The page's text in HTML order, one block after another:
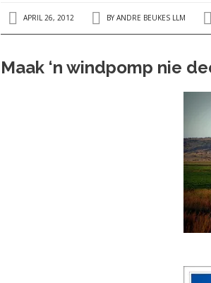
APRIL 26, 2012 BYANDRE BEUKES LLM
Maak ‘n windpomp nie